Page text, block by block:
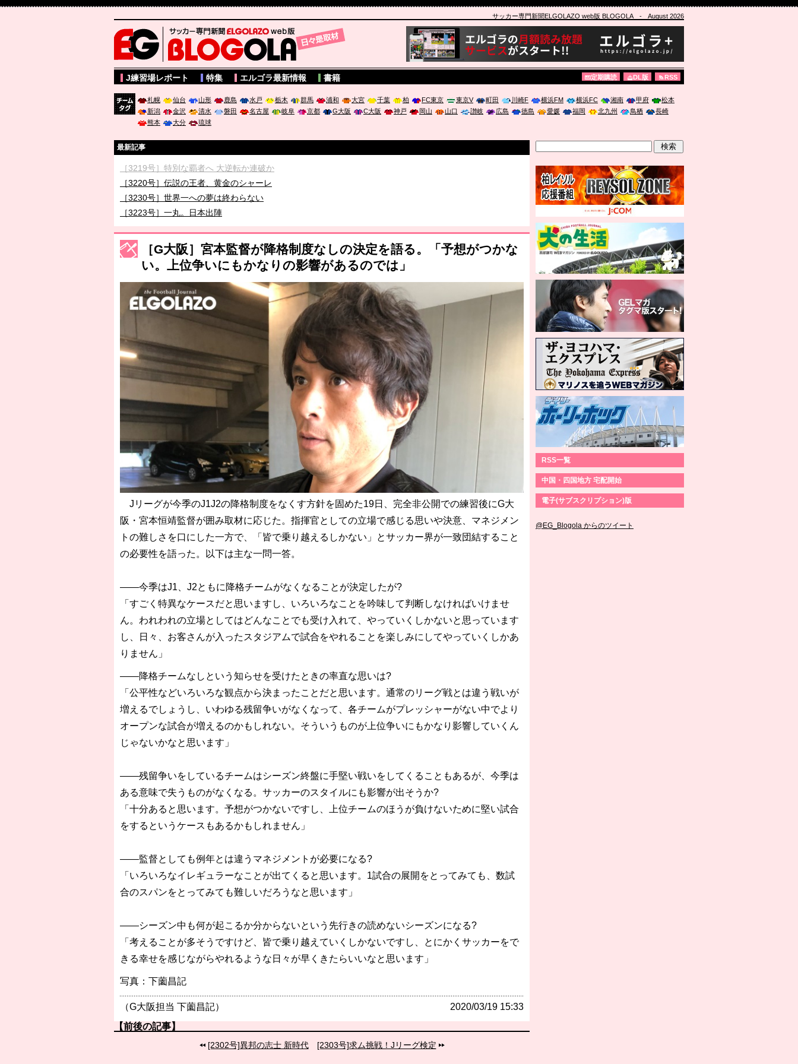
サッカー専門新聞ELGOLAZO web版 BLOGOLA- August 2026
サッカー専門新聞ELGOLAZO web版 BLOGOLA
J練習場レポート 特集 エルゴラ最新情報 書籍 定期購読 DL版 RSS
札幌 仙台 山形 鹿島 水戸 栃木 群馬 浦和 大宮 千葉 柏 FC東京 東京V 町田 川崎F 横浜FM 横浜FC 湘南 甲府
松本
新潟
金沢 清水 磐田 名古屋 岐阜 京都 G大阪 C大阪 神戸 岡山 山口 讃岐 広島 徳島 愛媛 福岡 北九州 鳥栖
長崎
熊本
大分 琉球
最新記事
［3219号］特別な覇者へ 大逆転か連破か
［3220号］伝説の王者、黄金のシャーレ
［3230号］世界一への夢は終わらない
［3223号］一丸。日本出陣
［3222号］史上最大のW杯開幕 注目は「個」
長谷川 アーリアジャスールさんがシンポジウム「気候変動から命を守る ～エネルギー危機時代の猛暑対策～」に登壇
［G大阪］宮本監督が降格制度なしの決定を語る。「予想がつかな
い。上位争いにもかなりの影響があるのでは」
Jリーグが今季のJ1J2の降格制度をなくす方針を固めた19日、完全非公開での練習後にG大
阪・宮本恒靖監督が囲み取材に応じた。指揮官としての立場で感じる思いや決意、マネジメン
トの難しさを口にした一方で、「皆で乗り越えるしかない」とサッカー界が一致団結すること
の必要性を語った。以下は主な一問一答。
――今季はJ1、J2ともに降格チームがなくなることが決定したが?
「すごく特異なケースだと思いますし、いろいろなことを吟味して判断しなければいけませ
ん。われわれの立場としてはどんなことでも受け入れて、やっていくしかないと思っています
し、日々、お客さんが入ったスタジアムで試合をやれることを楽しみにしてやっていくしかあ
りません」
――降格チームなしという知らせを受けたときの率直な思いは?
「公平性などいろいろな観点から決まったことだと思います。通常のリーグ戦とは違う戦いが
増えるでしょうし、いわゆる残留争いがなくなって、各チームがプレッシャーがない中でより
オープンな試合が増えるのかもしれない。そういうものが上位争いにもかなり影響していくん
じゃないかなと思います」
――残留争いをしているチームはシーズン終盤に手堅い戦いをしてくることもあるが、今季は
ある意味で失うものがなくなる。サッカーのスタイルにも影響が出そうか?
「十分あると思います。予想がつかないですし、上位チームのほうが負けないために堅い試合
をするというケースもあるかもしれません」
――監督としても例年とは違うマネジメントが必要になる?
「いろいろなイレギュラーなことが出てくると思います。1試合の展開をとってみても、数試
合のスパンをとってみても難しいだろうなと思います」
――シーズン中も何が起こるか分からないという先行きの読めないシーズンになる?
「考えることが多そうですけど、皆で乗り越えていくしかないですし、とにかくサッカーをで
きる幸せを感じながらやれるような日々が早くきたらいいなと思います」
写真：下薗昌記
（G大阪担当 下薗昌記） 2020/03/19 15:33
【前後の記事】
[2302号]異邦の志士 新時代 [2303号]求ム挑戦！Jリーグ検定
RSS一覧
中国・四国地方 宅配開始
電子(サブスクリプション)版
@EG_Blogola からのツイート